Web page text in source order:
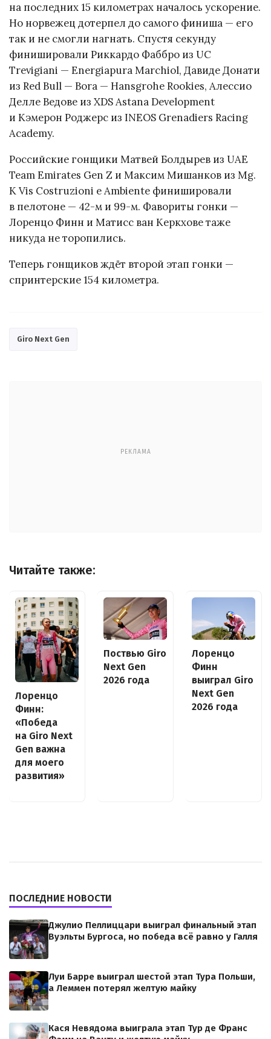
на последних 15 километрах началось ускорение.
Но норвежец дотерпел до самого финиша — его
так и не смогли нагнать. Спустя секунду
финишировали Риккардо Фаббро из UC
Trevigiani — Energiapura Marchiol, Давиде Донати
из Red Bull — Bora — Hansgrohe Rookies, Алессио
Делле Ведове из XDS Astana Development
и Кэмерон Роджерс из INEOS Grenadiers Racing
Academy.
Российские гонщики Матвей Болдырев из UAE
Team Emirates Gen Z и Максим Мишанков из Mg.
K Vis Costruzioni e Ambiente финишировали
в пелотоне — 42-м и 99-м. Фавориты гонки —
Лоренцо Финн и Матисс ван Керкхове таже
никуда не торопились.
Теперь гонщиков ждёт второй этап гонки —
спринтерские 154 километра.
Giro Next Gen
РЕКЛАМА
Читайте также:
Лоренцо
Финн:
«Победа
на Giro Next
Gen важна
для моего
развития»
Поствью Giro
Next Gen
2026 года
Лоренцо
Финн
выиграл Giro
Next Gen
2026 года
ПОСЛЕДНИЕ НОВОСТИ
Джулио Пеллиццари выиграл финальный этап
Вуэльты Бургоса, но победа всё равно у Галля
Луи Барре выиграл шестой этап Тура Польши,
а Леммен потерял желтую майку
Кася Невядома выиграла этап Тур де Франс